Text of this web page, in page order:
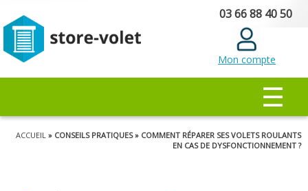
principal
03 66 88 40 50
Mon compte
☰
Vous êtes ici
ACCUEIL » CONSEILS PRATIQUES » COMMENT RÉPARER SES VOLETS ROULANTS
EN CAS DE DYSFONCTIONNEMENT ?